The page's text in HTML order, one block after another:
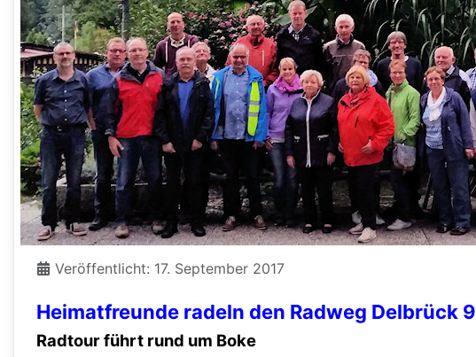
Heimatfreunde radeln den Radweg Delbrück 9
Veröffentlicht: 17. September 2017
Radtour führt rund um Boke